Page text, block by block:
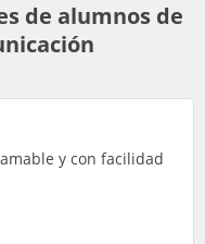
de alumnos de
y con facilidad